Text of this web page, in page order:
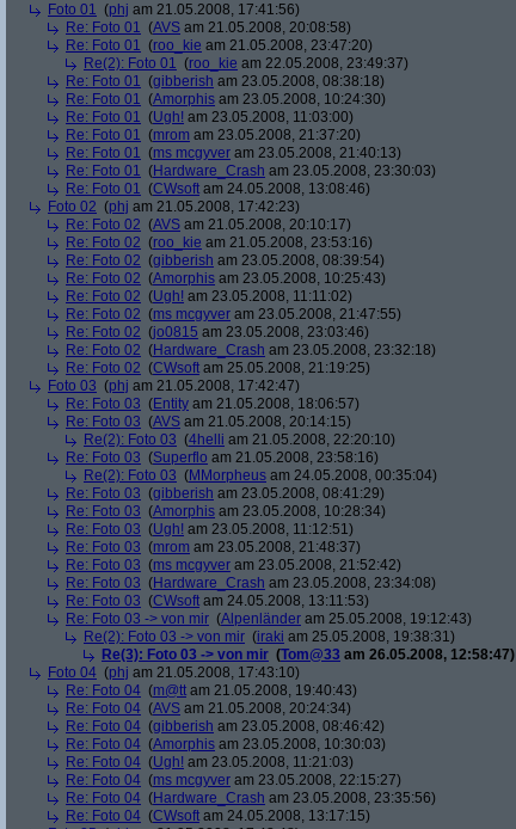
Foto 01 (phj am 21.05.2008, 17:41:56)
Re: Foto 01 (AVS am 21.05.2008, 20:08:58)
Re: Foto 01 (roo_kie am 21.05.2008, 23:47:20)
Re(2): Foto 01 (roo_kie am 22.05.2008, 23:49:37)
Re: Foto 01 (gibberish am 23.05.2008, 08:38:18)
Re: Foto 01 (Amorphis am 23.05.2008, 10:24:30)
Re: Foto 01 (Ugh! am 23.05.2008, 11:03:00)
Re: Foto 01 (mrom am 23.05.2008, 21:37:20)
Re: Foto 01 (ms mcgyver am 23.05.2008, 21:40:13)
Re: Foto 01 (Hardware_Crash am 23.05.2008, 23:30:03)
Re: Foto 01 (CWsoft am 24.05.2008, 13:08:46)
Foto 02 (phj am 21.05.2008, 17:42:23)
Re: Foto 02 (AVS am 21.05.2008, 20:10:17)
Re: Foto 02 (roo_kie am 21.05.2008, 23:53:16)
Re: Foto 02 (gibberish am 23.05.2008, 08:39:54)
Re: Foto 02 (Amorphis am 23.05.2008, 10:25:43)
Re: Foto 02 (Ugh! am 23.05.2008, 11:11:02)
Re: Foto 02 (ms mcgyver am 23.05.2008, 21:47:55)
Re: Foto 02 (jo0815 am 23.05.2008, 23:03:46)
Re: Foto 02 (Hardware_Crash am 23.05.2008, 23:32:18)
Re: Foto 02 (CWsoft am 25.05.2008, 21:19:25)
Foto 03 (phj am 21.05.2008, 17:42:47)
Re: Foto 03 (Entity am 21.05.2008, 18:06:57)
Re: Foto 03 (AVS am 21.05.2008, 20:14:15)
Re(2): Foto 03 (4helli am 21.05.2008, 22:20:10)
Re: Foto 03 (Superflo am 21.05.2008, 23:58:16)
Re(2): Foto 03 (MMorpheus am 24.05.2008, 00:35:04)
Re: Foto 03 (gibberish am 23.05.2008, 08:41:29)
Re: Foto 03 (Amorphis am 23.05.2008, 10:28:34)
Re: Foto 03 (Ugh! am 23.05.2008, 11:12:51)
Re: Foto 03 (mrom am 23.05.2008, 21:48:37)
Re: Foto 03 (ms mcgyver am 23.05.2008, 21:52:42)
Re: Foto 03 (Hardware_Crash am 23.05.2008, 23:34:08)
Re: Foto 03 (CWsoft am 24.05.2008, 13:11:53)
Re: Foto 03 -> von mir (Alpenländer am 25.05.2008, 19:12:43)
Re(2): Foto 03 -> von mir (iraki am 25.05.2008, 19:38:31)
Re(3): Foto 03 -> von mir (Tom@33 am 26.05.2008, 12:58:47)
Foto 04 (phj am 21.05.2008, 17:43:10)
Re: Foto 04 (m@tt am 21.05.2008, 19:40:43)
Re: Foto 04 (AVS am 21.05.2008, 20:24:34)
Re: Foto 04 (gibberish am 23.05.2008, 08:46:42)
Re: Foto 04 (Amorphis am 23.05.2008, 10:30:03)
Re: Foto 04 (Ugh! am 23.05.2008, 11:21:03)
Re: Foto 04 (ms mcgyver am 23.05.2008, 22:15:27)
Re: Foto 04 (Hardware_Crash am 23.05.2008, 23:35:56)
Re: Foto 04 (CWsoft am 24.05.2008, 13:17:15)